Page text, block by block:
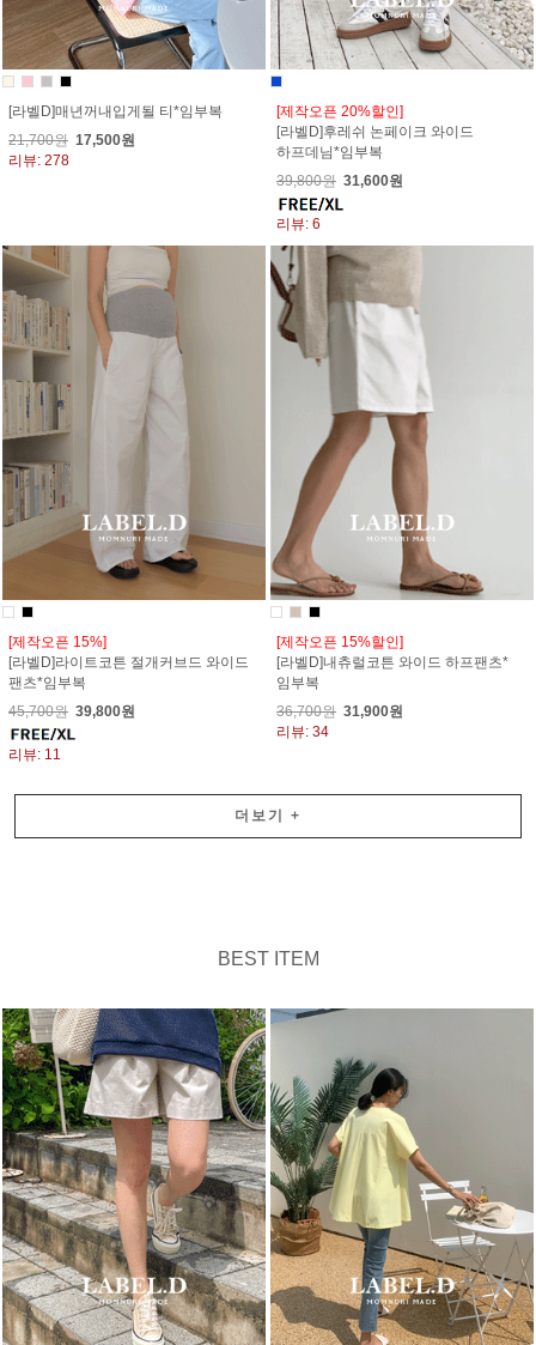
[라벨D]매년꺼내입게될 티*임부복
21,700원 17,500원
리뷰: 278
[제작오픈 20%할인]
[라벨D]후레쉬 논페이크 와이드
하프데님*임부복
39,800원 31,600원
리뷰: 6
[제작오픈 15%]
[라벨D]라이트코튼 절개커브드 와이드
팬츠*임부복
45,700원 39,800원
리뷰: 11
[제작오픈 15%할인]
[라벨D]내츄럴코튼 와이드 하프팬츠*
임부복
36,700원 31,900원
리뷰: 34
더보기 +
BEST ITEM